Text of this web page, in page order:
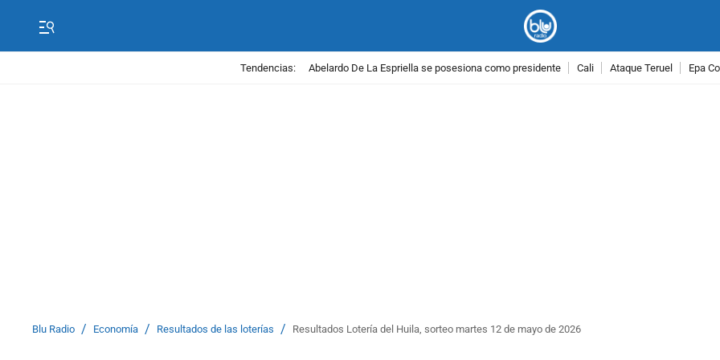
Tendencias: Abelardo De La Espriella se posesiona como presidente Cali Ataque Teruel Epa
Blu Radio / Economía / Resultados de las loterías / Resultados Lotería del Huila, sorteo martes 12 de mayo de 2026